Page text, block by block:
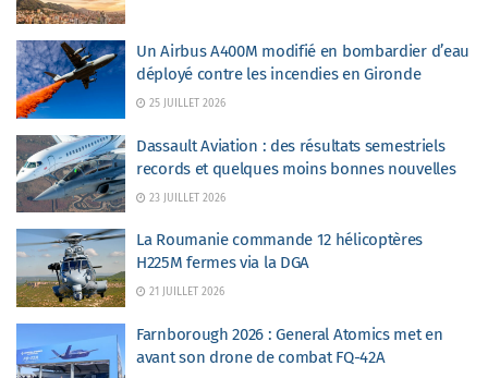
Un Airbus A400M modifié en bombardier d’eau
déployé contre les incendies en Gironde
25 JUILLET 2026
Dassault Aviation : des résultats semestriels
records et quelques moins bonnes nouvelles
23 JUILLET 2026
La Roumanie commande 12 hélicoptères
H225M fermes via la DGA
21 JUILLET 2026
Farnborough 2026 : General Atomics met en
avant son drone de combat FQ-42A